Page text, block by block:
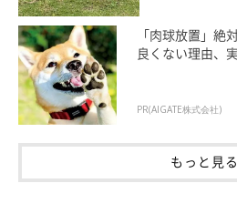
人の平熱が36.5℃前後であるのに比
と高めです。そのため、初めて犬の
もしれません。犬は平熱が高いので
ていてよいでしょう。
つけて、愛犬の平熱を知るのも、健
もしれませんね。
「肉球放置」絶
良くない理由、
PR(AIGATE株式会社)
もっと見る